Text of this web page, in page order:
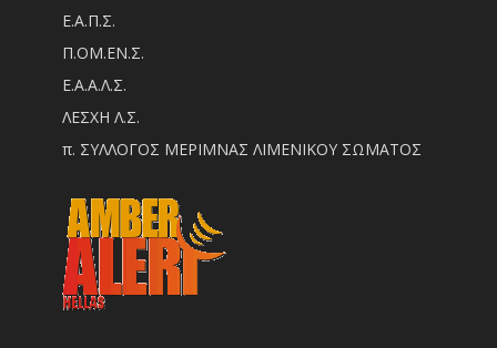
Ε.Α.Π.Σ.
Π.ΟM.EN.Σ.
Ε.Α.Α.Λ.Σ.
ΛΕΣΧΗ Λ.Σ.
π. ΣΥΛΛΟΓΟΣ ΜΕΡΙΜΝΑΣ ΛΙΜΕΝΙΚΟΥ ΣΩΜΑΤΟΣ